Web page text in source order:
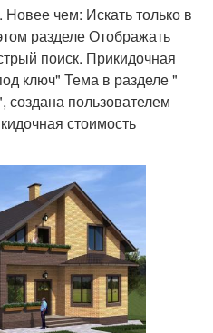
чем: Искать только в
разделе Отображать
поиск. Прикидочная
ключ" Тема в разделе "
создана пользователем
стоимость